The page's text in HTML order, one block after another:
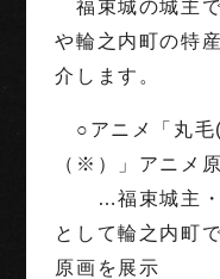
福束城の城主で
や輪之内町の特
介します。
○アニメ「丸毛
（※）」アニメ
…福束城主・
として輪之内町
原画を展示